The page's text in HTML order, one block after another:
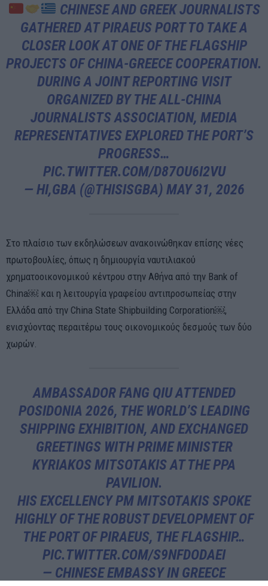
CHINESE AND GREEK JOURNALISTS
GATHERED AT PIRAEUS PORT TO TAKE A
CLOSER LOOK AT ONE OF THE FLAGSHIP
PROJECTS OF CHINA-GREECE COOPERATION.
DURING A JOINT REPORTING VISIT
ORGANIZED BY THE ALL-CHINA
JOURNALISTS ASSOCIATION, MEDIA
REPRESENTATIVES EXPLORED THE PORT’S
PROGRESS…
PIC.TWITTER.COM/D87OU6I2VU
— HI,GBA (@THISISGBA) MAY 31, 2026
Στο πλαίσιο των εκδηλώσεων ανακοινώθηκαν επίσης νέες
πρωτοβουλίες, όπως η δημιουργία ναυτιλιακού
χρηματοοικονομικού κέντρου στην Αθήνα από την Bank of
China⁠￼ και η λειτουργία γραφείου αντιπροσωπείας στην
Ελλάδα από την China State Shipbuilding Corporation⁠￼,
ενισχύοντας περαιτέρω τους οικονομικούς δεσμούς των δύο
χωρών.
AMBASSADOR FANG QIU ATTENDED
POSIDONIA 2026, THE WORLD’S LEADING
SHIPPING EXHIBITION, AND EXCHANGED
GREETINGS WITH PRIME MINISTER
KYRIAKOS MITSOTAKIS AT THE PPA
PAVILION.
HIS EXCELLENCY PM MITSOTAKIS SPOKE
HIGHLY OF THE ROBUST DEVELOPMENT OF
THE PORT OF PIRAEUS, THE FLAGSHIP…
PIC.TWITTER.COM/S9NFDODAEI
— CHINESE EMBASSY IN GREECE